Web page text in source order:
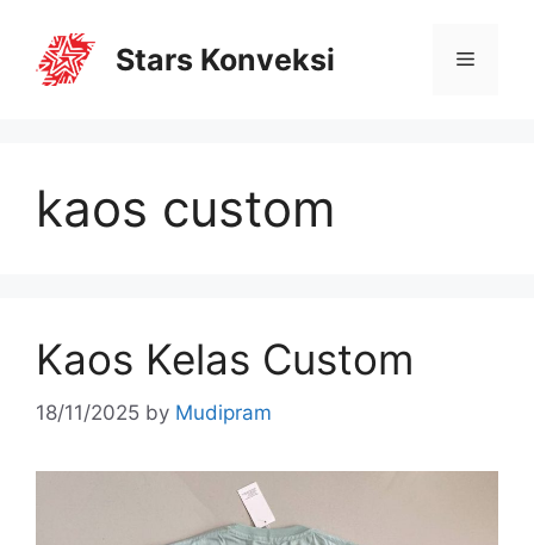
Stars Konveksi
kaos custom
Kaos Kelas Custom
18/11/2025 by Mudipram